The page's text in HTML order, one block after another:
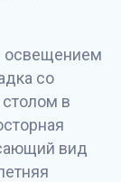
освещением
со
в
вид